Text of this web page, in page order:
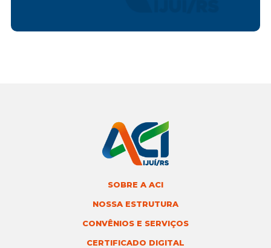
SOBRE A ACI
NOSSA ESTRUTURA
CONVÊNIOS E SERVIÇOS
CERTIFICADO DIGITAL